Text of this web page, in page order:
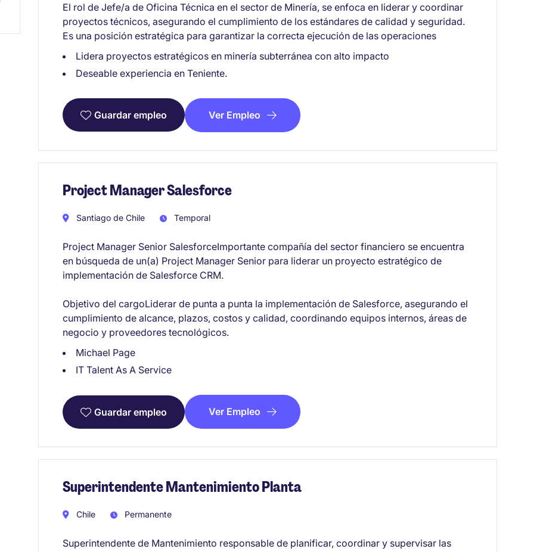
El rol de Jefe/a de Oficina Técnica en el sector de Minería, se enfoca en liderar y coordinar
proyectos técnicos, asegurando el cumplimiento de los estándares de calidad y seguridad.
Es una posición estratégica para garantizar la correcta ejecución de las operaciones
Lidera proyectos estratégicos en minería subterránea con alto impacto
Deseable experiencia en Teniente.
Guardar empleo Ver Empleo
Project Manager Salesforce
Santiago de Chile Temporal
Project Manager Senior SalesforceImportante compañía del sector financiero se encuentra
en búsqueda de un(a) Project Manager Senior para liderar un proyecto estratégico de
implementación de Salesforce CRM.
Objetivo del cargoLiderar de punta a punta la implementación de Salesforce, asegurando el
cumplimiento de alcance, plazos, costos y calidad, coordinando equipos internos, áreas de
negocio y proveedores tecnológicos.
Michael Page
IT Talent As A Service
Guardar empleo Ver Empleo
Superintendente Mantenimiento Planta
Chile Permanente
Superintendente de Mantenimiento responsable de planificar, coordinar y supervisar las